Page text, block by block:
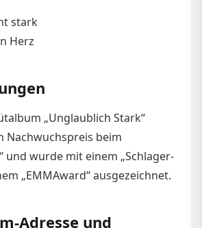
stark
Herz
„Unglaublich Stark“
Nachwuchspreis beim
und wurde mit einem „Schlager-
„EMMAward“ ausgezeichnet.
Adresse und